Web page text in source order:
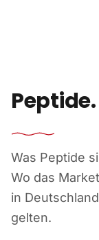
Was Peptide
Wo das
in
gelten.